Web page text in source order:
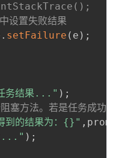
设置失败结果
. setFailure ( e ) ;
务结果..." ) ;
方法。若是任务成功会
到的结果为：{}" ,
) ;